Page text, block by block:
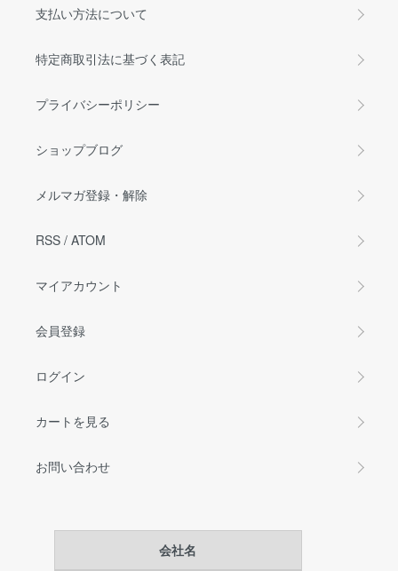
支払い方法について
特定商取引法に基づく表記
プライバシーポリシー
ショップブログ
メルマガ登録・解除
RSS / ATOM
マイアカウント
会員登録
ログイン
カートを見る
お問い合わせ
会社名